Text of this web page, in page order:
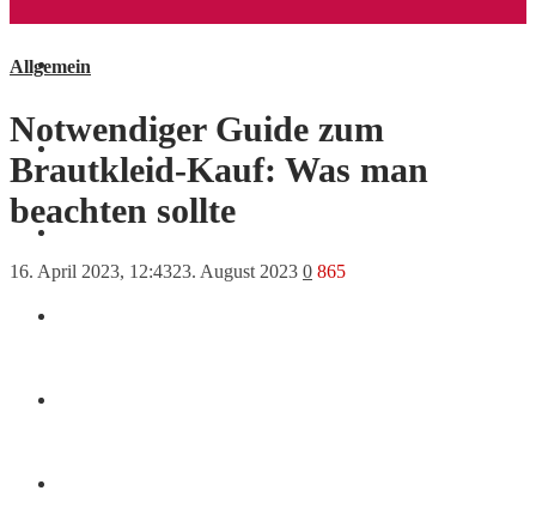
Allgemein
Allgemein
Notwendiger Guide zum
Brautkleid-Kauf: Was man
beachten sollte
16. April 2023, 12:4323. August 2023 0 865